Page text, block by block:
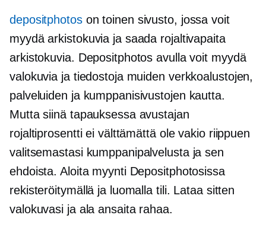
depositphotoson toinen sivusto, jossa voit
myydä arkistokuvia ja saada rojaltivapaita
arkistokuvia. Depositphotos avulla voit myydä
valokuvia ja tiedostoja muiden verkkoalustojen,
palveluiden ja kumppanisivustojen kautta.
Mutta siinä tapauksessa avustajan
rojaltiprosentti ei välttämättä ole vakio riippuen
valitsemastasi kumppanipalvelusta ja sen
ehdoista. Aloita myynti Depositphotosissa
rekisteröitymällä ja luomalla tili. Lataa sitten
valokuvasi ja ala ansaita rahaa.